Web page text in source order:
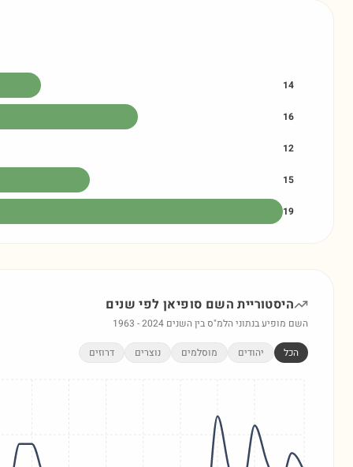
14
16
12
15
19
היסטוריית השם סופיאן לפי שנים
השם מופיע בנתוני הלמ"ס בין השנים 1963 -2024
הכל יהודים מוסלמים נוצרים דרוזים